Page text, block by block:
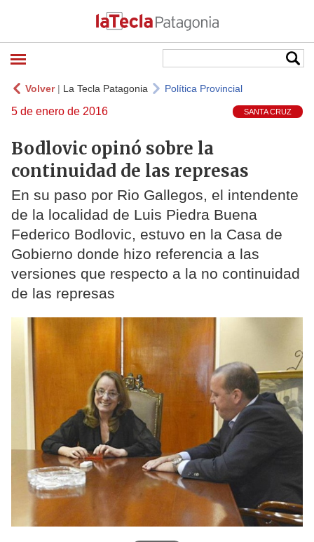
Volver| La Tecla Patagonia Política Provincial
5 de enero de 2016 SANTA CRUZ
Bodlovic opinó sobre la
continuidad de las represas
En su paso por Rio Gallegos, el intendente
de la localidad de Luis Piedra Buena
Federico Bodlovic, estuvo en la Casa de
Gobierno donde hizo referencia a las
versiones que respecto a la no continuidad
de las represas